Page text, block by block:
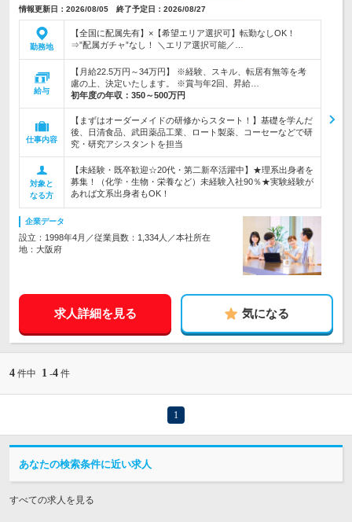
情報更新日：2026/08/05 終了予定日：2026/08/27
勤務地
【全国に配属先有】×【希望エリア選択可】転勤なしOK！
⇒”配属ガチャ”なし！ ＼エリア選択可能／…
給与
【月給22.5万円～34万円】 ※経験、スキル、転居有無等を考
慮の上、決定いたします。 ※賞与年2回、昇給…
初年度の年収： 350～500万円
仕事内容
【まずはオーダーメイドの研修からスタート！】基礎を学んだ
後、日清食品、武田薬品工業、ロート製薬、コーセーなどで研
究・研究アシスタントを担当
対象と
なる方
【未経験・既卒歓迎☆20代・第二新卒活躍中】★理系出身者を
募集！（化学・生物・栄養など）未経験入社90％★実験経験が
あれば文系出身者もOK！
企業データ
設立：1998年4月／従業員数：1,334人／本社所在
地：大阪府
求人詳細を見る 気になる
4 件中 1 -4 件
1
あなたの検索条件に近い求人
すべての求人を見る